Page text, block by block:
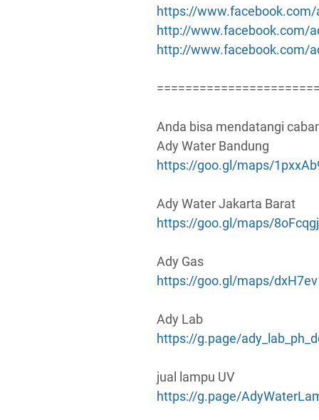
https://
http://www.facebook.com/
http://www.facebook.com/
Anda bisa mendatangi
Ady Water Bandung
https://goo.gl/maps/
Ady Water Jakarta Barat
https://goo.gl/maps/
Ady Gas
https://goo.gl/maps/
Ady Lab
https://g.page/
jual lampu UV
https://g.page/